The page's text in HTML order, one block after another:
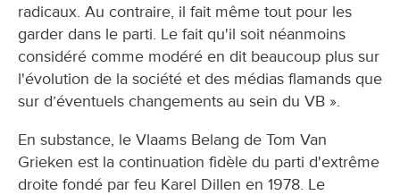
radicaux. Au contraire, il fait même tout pour les
garder dans le parti. Le fait qu'il soit néanmoins
considéré comme modéré en dit beaucoup plus sur
l'évolution de la société et des médias flamands que
sur d’éventuels changements au sein du VB ».
En substance, le Vlaams Belang de Tom Van
Grieken est la continuation fidèle du parti d'extrême
droite fondé par feu Karel Dillen en 1978. Le